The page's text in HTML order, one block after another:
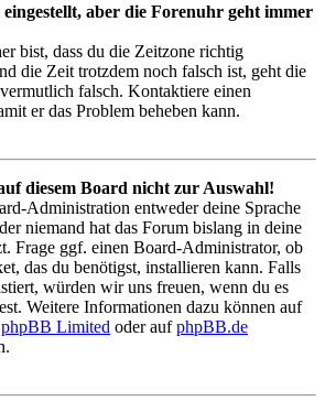
aber die Forenuhr geht immer
bist, dass du die Zeitzone richtig
die Zeit trotzdem noch falsch ist, geht die
falsch. Kontaktiere einen
er das Problem beheben kann.
diesem Board nicht zur Auswahl!
Administration entweder deine Sprache
niemand hat das Forum bislang in deine
Frage ggf. einen Board-Administrator, ob
das du benötigst, installieren kann. Falls
würden wir uns freuen, wenn du es
Weitere Informationen dazu können auf
phpBB Limited oder aufphpBB.de